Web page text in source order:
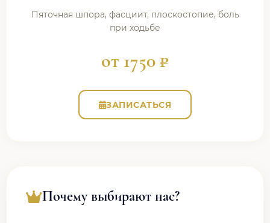
Пяточная шпора, фасциит, плоскостопие, боль
при ходьбе
от 1750 ₽
ЗАПИСАТЬСЯ
Почему выбирают нас?